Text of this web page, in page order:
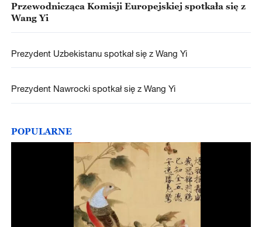
Przewodnicząca Komisji Europejskiej spotkała się z
Wang Yi
Prezydent Uzbekistanu spotkał się z Wang Yi
Prezydent Nawrocki spotkał się z Wang Yi
POPULARNE